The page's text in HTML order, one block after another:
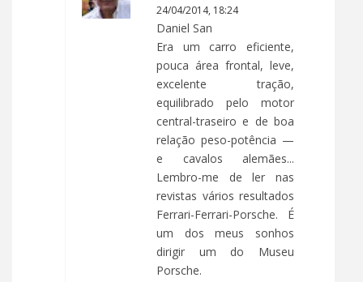
24/04/2014, 18:24
Daniel San
Era um carro eficiente,
pouca área frontal, leve,
excelente tração,
equilibrado pelo motor
central-traseiro e de boa
relação peso-potência —
e cavalos alemães...
Lembro-me de ler nas
revistas vários resultados
Ferrari-Ferrari-Porsche. É
um dos meus sonhos
dirigir um do Museu
Porsche.